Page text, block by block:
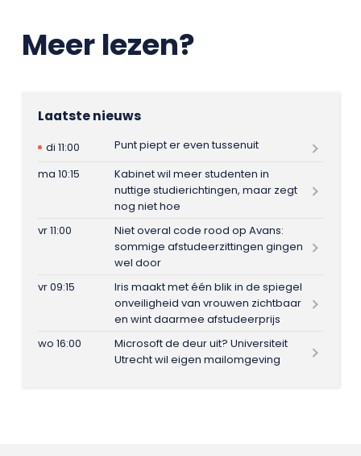
Meer lezen?
Laatste nieuws
di 11:00
Punt piept er even tussenuit
ma 10:15
Kabinet wil meer studenten in
nuttige studierichtingen, maar zegt
nog niet hoe
vr 11:00
Niet overal code rood op Avans:
sommige afstudeerzittingen gingen
wel door
vr 09:15
Iris maakt met één blik in de spiegel
onveiligheid van vrouwen zichtbaar
en wint daarmee afstudeerprijs
wo 16:00
Microsoft de deur uit? Universiteit
Utrecht wil eigen mailomgeving